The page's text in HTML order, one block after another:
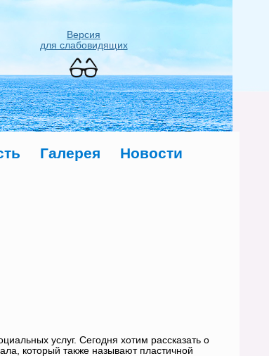
Версия
для слабовидящих
Галерея Новости
услуг. Сегодня хотим рассказать о
который также называют пластичной